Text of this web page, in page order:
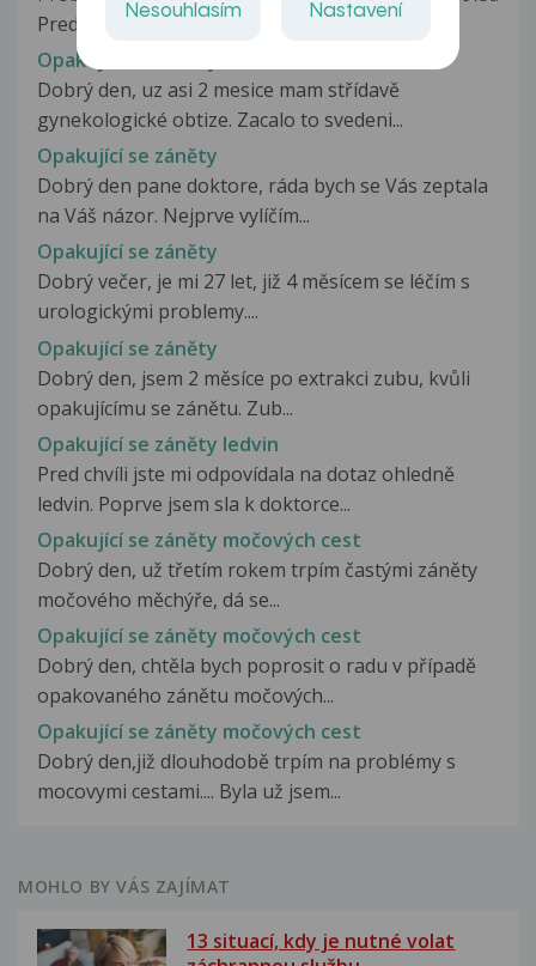
Pred tim jsem zadne takove...
Opakujici se zanety
Dobrý den, uz asi 2 mesice mam střídavě
gynekologické obtize. Zacalo to svedeni...
Opakující se záněty
Dobrý den pane doktore, ráda bych se Vás zeptala
na Váš názor. Nejprve vylíčím...
Opakující se záněty
Dobrý večer, je mi 27 let, již 4 měsícem se léčím s
urologickými problemy....
Opakující se záněty
Dobrý den, jsem 2 měsíce po extrakci zubu, kvůli
opakujícímu se zánětu. Zub...
Opakující se záněty ledvin
Pred chvíli jste mi odpovídala na dotaz ohledně
ledvin. Poprve jsem sla k doktorce...
Opakující se záněty močových cest
Dobrý den, už třetím rokem trpím častými záněty
močového měchýře, dá se...
Opakující se záněty močových cest
Dobrý den, chtěla bych poprosit o radu v případě
opakovaného zánětu močových...
Opakující se záněty močových cest
Dobrý den,již dlouhodobě trpím na problémy s
mocovymi cestami.... Byla už jsem...
MOHLO BY VÁS ZAJÍMAT
13 situací, kdy je nutné volat
Nesouhlasím Nastavení